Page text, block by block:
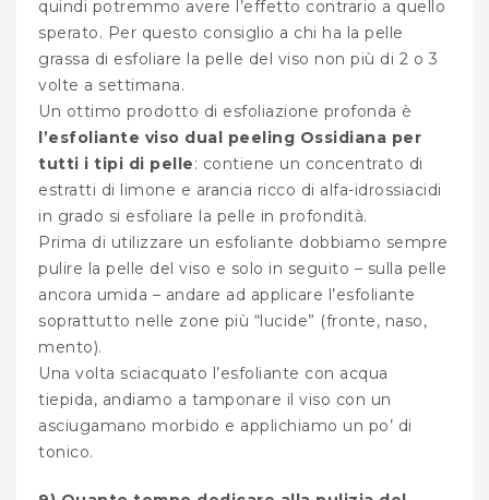
quindi potremmo avere l’effetto contrario a quello
sperato. Per questo consiglio a chi ha la pelle
grassa di esfoliare la pelle del viso non più di 2 o 3
volte a settimana.
Un ottimo prodotto di esfoliazione profonda è
l’esfoliante viso dual peeling Ossidiana per
tutti i tipi di pelle: contiene un concentrato di
estratti di limone e arancia ricco di alfa-idrossiacidi
in grado si esfoliare la pelle in profondità.
Prima di utilizzare un esfoliante dobbiamo sempre
pulire la pelle del viso e solo in seguito – sulla pelle
ancora umida – andare ad applicare l’esfoliante
soprattutto nelle zone più “lucide” (fronte, naso,
mento).
Una volta sciacquato l’esfoliante con acqua
tiepida, andiamo a tamponare il viso con un
asciugamano morbido e applichiamo un po’ di
tonico.